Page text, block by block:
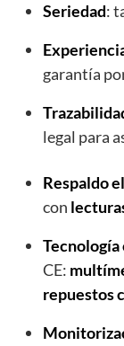
Seriedad:
garantía
legal para
Respaldo
con
CE:
repuestos